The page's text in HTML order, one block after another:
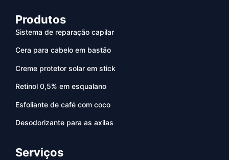
Produtos
Sistema de reparação capilar
Cera para cabelo em bastão
Creme protetor solar em stick
Retinol 0,5% em esqualano
Esfoliante de café com coco
Desodorizante para as axilas
Serviços